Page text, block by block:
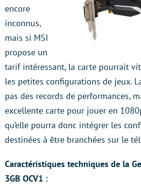
encore
inconnus,
mais si MSI
propose un
tarif intéressant, la carte pourrait
les petites configurations de jeux.
pas des records de performances,
excellente carte pour jouer en
qu’elle pourra donc intégrer les
destinées à être branchées sur le
Caractéristiques techniques de la
3GB OCV1 :